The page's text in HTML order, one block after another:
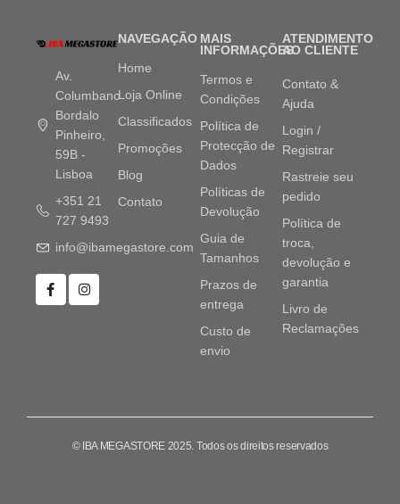
Av.
Columbano
Bordalo
Pinheiro,
59B -
Lisboa
+351 21
727 9493
info@ibamegastore.com
NAVEGAÇÃO
Home
Loja Online
Classificados
Promoções
Blog
Contato
MAIS
INFORMAÇÕES
Termos e
Condições
Política de
Protecção de
Dados
Políticas de
Devolução
Guia de
Tamanhos
Prazos de
entrega
Custo de
envio
ATENDIMENTO
AO CLIENTE
Contato &
Ajuda
Login /
Registrar
Rastreie seu
pedido
Política de
troca,
devolução e
garantia
Livro de
Reclamações
© IBA MEGASTORE 2025. Todos os direitos reservados